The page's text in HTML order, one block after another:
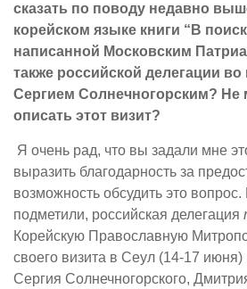
сказать по поводу недавно
корейском языке книги “В
написанной Московским
также российской делегации
Сергием Солнечногорским?
описать этот визит?
Я очень рад, что вы задали мне
выразить благодарность за
возможность обсудить это
подметили, российская делегация
Корейскую Православную
своего визита в Сеул (14-17
Сергия Солнечногорского,